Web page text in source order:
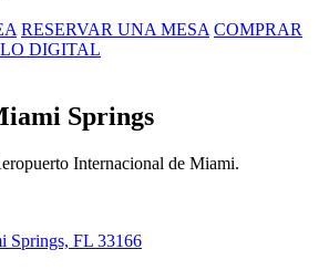
RESERVAR UNA MESA COMPRAR
DIGITAL
Springs
Internacional de Miami.
Springs, FL 33166